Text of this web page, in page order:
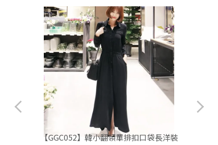
【GGC052】韓小翻領單排扣口袋長洋裝